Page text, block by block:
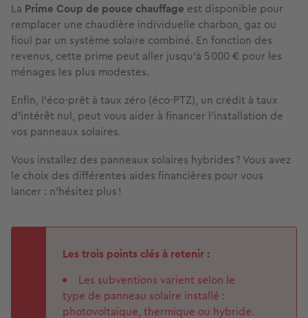
La Prime Coup de pouce chauffage est disponible pour
remplacer une chaudière individuelle charbon, gaz ou
fioul par un système solaire combiné. En fonction des
revenus, cette prime peut aller jusqu’à 5 000 € pour les
ménages les plus modestes.
Enfin, l’éco-prêt à taux zéro (éco-PTZ), un crédit à taux
d’intérêt nul, peut vous aider à financer l’installation de
vos panneaux solaires.
Vous installez des panneaux solaires hybrides ? Vous avez
le choix des différentes aides financières pour vous
lancer : n’hésitez plus !
Les trois points clés à retenir :
Les subventions varient selon le
type de panneau solaire installé :
photovoltaïque, thermique ou hybride.